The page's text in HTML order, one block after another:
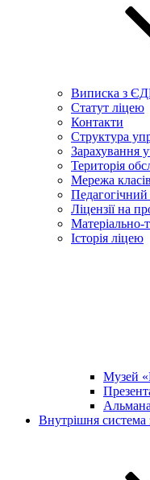
Виписка з
Статут ліцею
Контакти
Структура
Зарахування
Територія
Мережа класів
Педагогічний
Ліцензії на
Матеріально-
Історія ліцею
Музей
Внутрішня система